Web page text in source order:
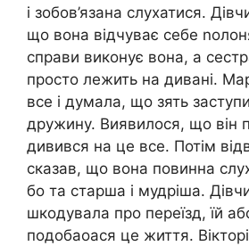
і зобов’язана слухатися.
що вона відчуває себе
справи виконує вона, а
просто лежить на дивані.
все і думала, що зять
дружину. Виявилося, що він
дивився на це все. Потім
сказав, що вона повинна
бо та старша і мудріша.
шкодувала про переїзд, їй
подобаоася це життя.